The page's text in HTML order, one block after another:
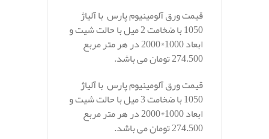
قیمت ورق آلومینیوم پارس با آلیاژ
1050 با ضخامت 2 میل با حالت شیت و
ابعاد 1000*2000 در هر متر مربع
274.500 تومان می باشد.
قیمت ورق آلومینیوم پارس با آلیاژ
1050 با ضخامت 3 میل با حالت شیت و
ابعاد 1000*2000 در هر متر مربع
274.500 تومان می باشد.